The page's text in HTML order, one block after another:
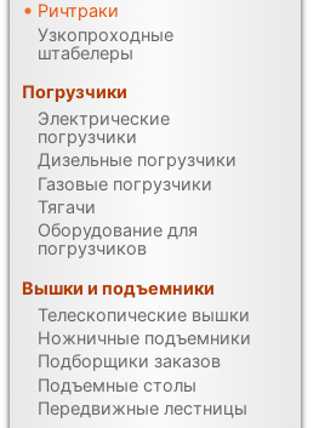
Ричтраки
Узкопроходные
штабелеры
Погрузчики
Электрические
погрузчики
Дизельные погрузчики
Газовые погрузчики
Тягачи
Оборудование для
погрузчиков
Вышки и подъемники
Телескопические вышки
Ножничные подъемники
Подборщики заказов
Подъемные столы
Передвижные лестницы